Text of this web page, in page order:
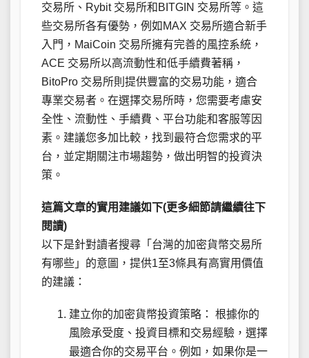
交易所、Rybit 交易所和BITGIN 交易所等。這
些交易所各有優勢，例如MAX 交易所適合新手
入門，MaiCoin 交易所擁有完善的風控系統，
ACE 交易所以高流動性和低手續費著稱，
BitoPro 交易所則提供豐富的交易功能，適合
專業交易者。在選擇交易所時，您需要考慮安
全性、流動性、手續費、平台功能和客服等因
素。建議您多加比較，找到最符合您需求的平
台，並定期關注市場趨勢，做出明智的投資決
策。
這篇文章的實用建議如下(更多細節請繼續往下
閱讀)
以下是針對讀者搜尋「台灣的加密貨幣交易所
有哪些」的意圖，提供1至3條具有高實用價值
的建議：
建立你的加密貨幣投資策略： 根據你的
風險承受度、投資目標和交易經驗，選擇
最適合你的交易平台。例如，如果你是一